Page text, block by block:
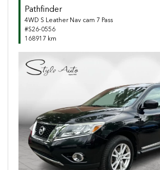
Pathfinder
4WD S Leather Nav cam 7 Pass
#S26-0556
168917 km
Previous